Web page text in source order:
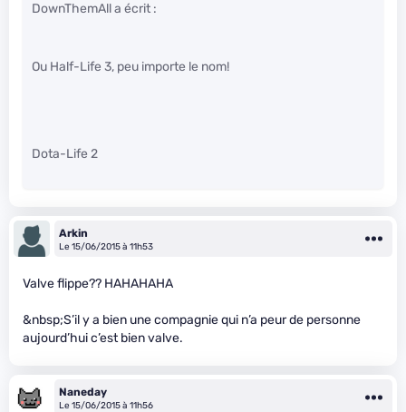
DownThemAll a écrit :
Ou Half-Life 3, peu importe le nom!
Dota-Life 2
Arkin
Le 15/06/2015 à 11h53
Valve flippe?? HAHAHAHA
&nbsp;S’il y a bien une compagnie qui n’a peur de personne
aujourd’hui c’est bien valve.
Naneday
Le 15/06/2015 à 11h56